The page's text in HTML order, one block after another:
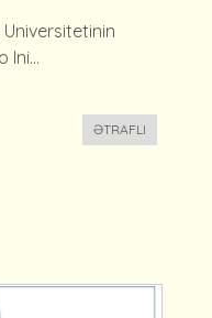
Ini...
ƏTRAFLI